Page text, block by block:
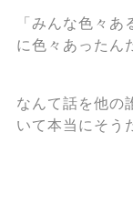
「みんな色々
に色々あったん
なんて話を他の
いて本当にそう